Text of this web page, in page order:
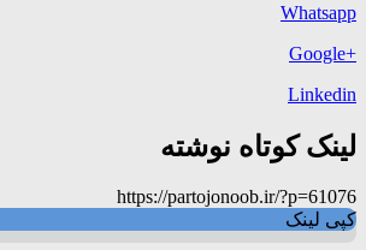
Whatsapp
+Google
Linkedin
لینک کوتاه نوشته
https://partojonoob.ir/?p=61076
کپی لینک